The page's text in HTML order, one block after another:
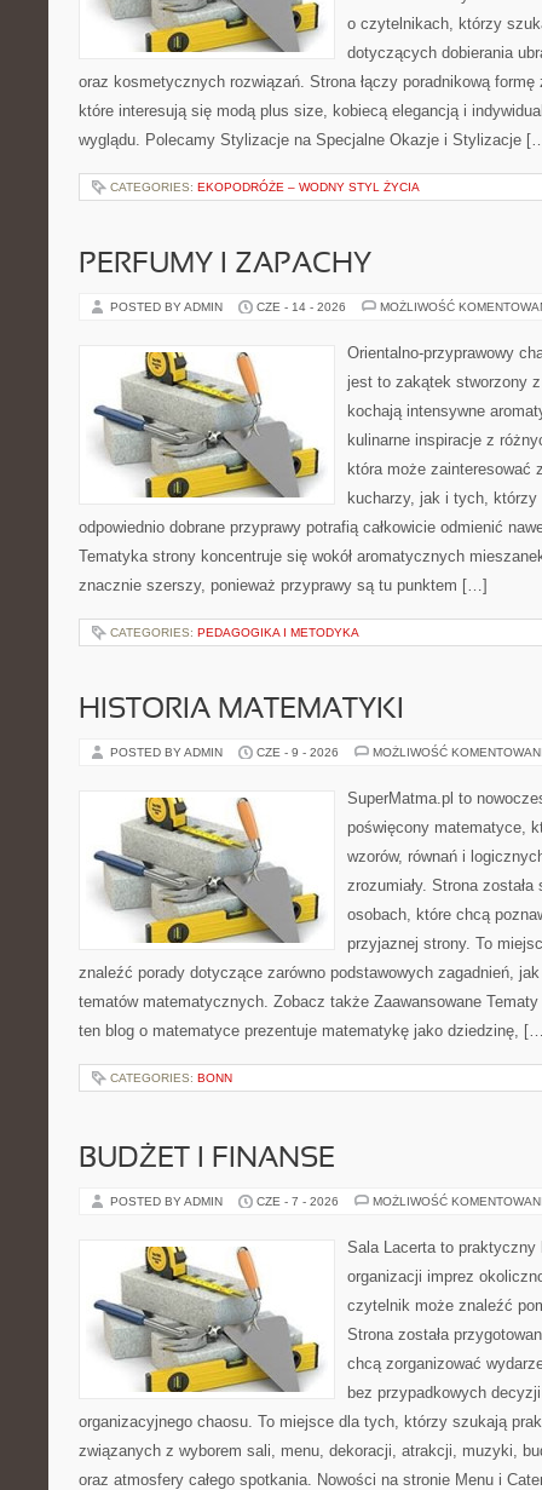
o czytelnikach, którzy
dotyczących dobierania
oraz kosmetycznych rozwiązań. Strona łączy poradnikową
które interesują się modą plus size, kobiecą elegancją i
wyglądu. Polecamy Stylizacje na Specjalne Okazje i Stylizacje
CATEGORIES: EKOPODRÓŻE – WODNY STYL ŻYCIA
PERFUMY I ZAPACHY
POSTED BY ADMIN CZE - 14 - 2026 MOŻLIWOŚĆ
Orientalno-przyprawowy
jest to zakątek stworzony
kochają intensywne
kulinarne inspiracje z
która może zainteresować
kucharzy, jak i tych, którzy
odpowiednio dobrane przyprawy potrafią całkowicie odmienić
Tematyka strony koncentruje się wokół aromatycznych
znacznie szerszy, ponieważ przyprawy są tu punktem […]
CATEGORIES: PEDAGOGIKA I METODYKA
HISTORIA MATEMATYKI
POSTED BY ADMIN CZE - 9 - 2026 MOŻLIWOŚĆ
SuperMatma.pl to
poświęcony matematyce,
wzorów, równań i
zrozumiały. Strona
osobach, które chcą
przyjaznej strony. To
znaleźć porady dotyczące zarówno podstawowych zagadnień,
tematów matematycznych. Zobacz także Zaawansowane
ten blog o matematyce prezentuje matematykę jako dziedzinę,
CATEGORIES: BONN
BUDŻET I FINANSE
POSTED BY ADMIN CZE - 7 - 2026 MOŻLIWOŚĆ
Sala Lacerta to praktyczny
organizacji imprez
czytelnik może znaleźć
Strona została
chcą zorganizować
bez przypadkowych
organizacyjnego chaosu. To miejsce dla tych, którzy szukają
związanych z wyborem sali, menu, dekoracji, atrakcji, muzyki,
oraz atmosfery całego spotkania. Nowości na stronie Menu i